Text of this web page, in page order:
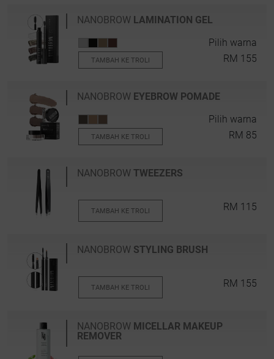
NANOBROW LAMINATION GEL
Pilih warna
TAMBAH KE TROLI RM 155
NANOBROW EYEBROW POMADE
Pilih warna
TAMBAH KE TROLI RM 85
NANOBROW TWEEZERS
TAMBAH KE TROLI RM 115
NANOBROW STYLING BRUSH
TAMBAH KE TROLI RM 155
NANOBROW MICELLAR MAKEUP
REMOVER